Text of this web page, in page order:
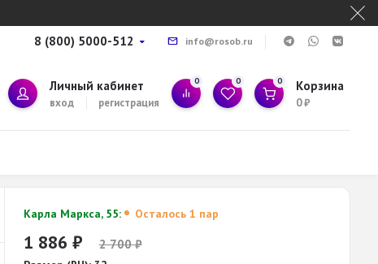
8 (800) 5000-512 info@rosob.ru
Личный кабинет
вход регистрация
0 0 0 Корзина
0₽
Карла Маркса, 55: Осталось 1 пар
1 886 ₽ 2 700₽